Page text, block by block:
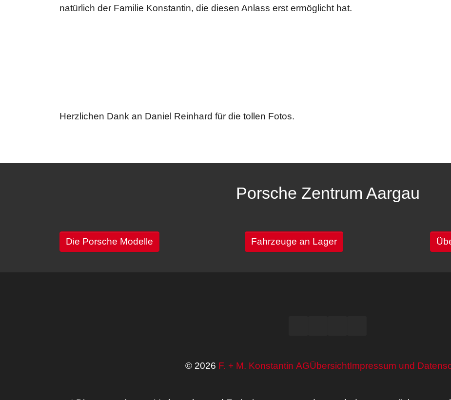
natürlich der Familie Konstantin, die diesen Anlass erst ermöglicht hat.
Herzlichen Dank an Daniel Reinhard für die tollen Fotos.
Porsche Zentrum Aargau
Die Porsche Modelle Fahrzeuge an Lager
© 2026 F. + M. Konstantin AGÜbersichtImpressum und